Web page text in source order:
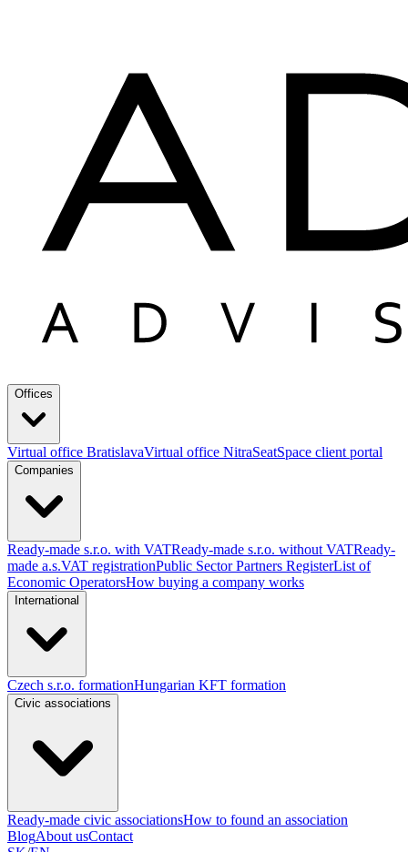
Offices
Virtual office BratislavaVirtual office NitraSeatSpace client portal
Companies
Ready-made s.r.o. with VATReady-made s.r.o. without VATReady-
made a.s.VAT registrationPublic Sector Partners RegisterList of
Economic OperatorsHow buying a company works
International
Czech s.r.o. formationHungarian KFT formation
Civic associations
Ready-made civic associationsHow to found an association
BlogAbout usContact